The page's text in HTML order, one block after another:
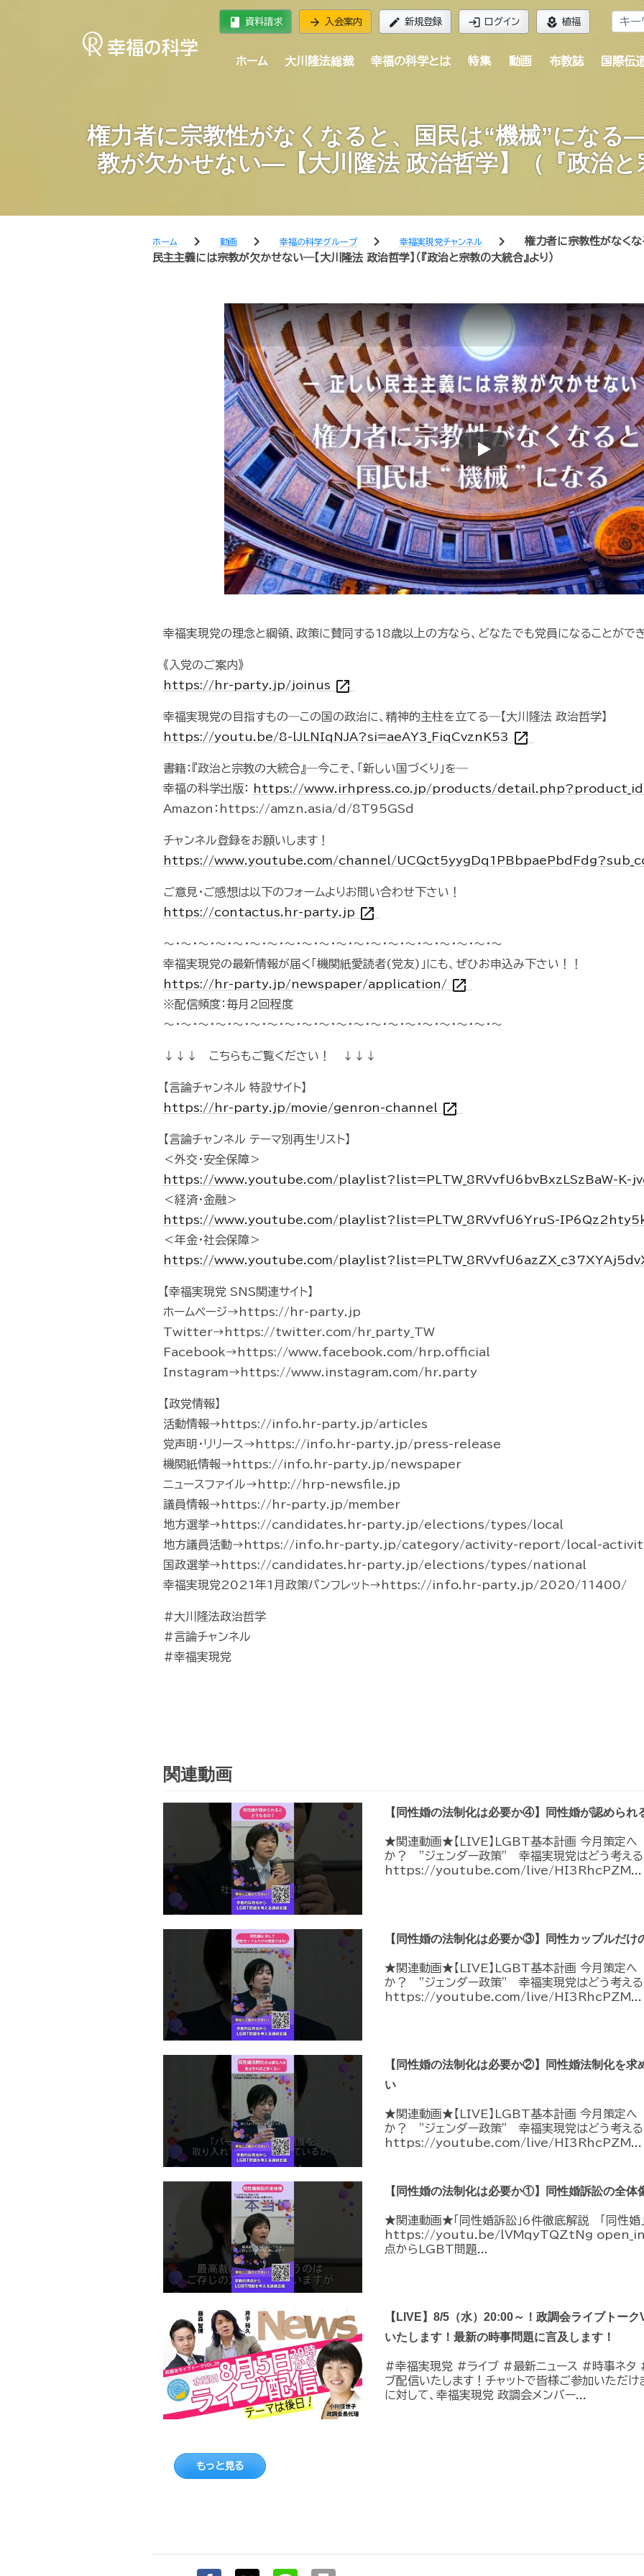
book 資料請求 arrow_forward 入会案内 edit 新規登録 login ログイン local_florist 植福
ホーム 大川隆法総裁 幸福の科学とは 特集 動画 布教誌 国際伝
権力者に宗教性がなくなると、国民は“機械”になる
教が欠かせない―【大川隆法 政治哲学】（『政治
ホーム chevron_right 動画 chevron_right 幸福の科学グループ chevron_right 幸福実現党チャンネル chevron_right
権力者に宗教性がなく
民主主義には宗教が欠かせない―【大川隆法 政治哲学】（『政治と宗教の大統合』より）
Play
幸福実現党の理念と綱領、政策に賛同する18歳以上の方なら、どなたでも党員になることがで
《入党のご案内》
https://hr-party.jp/joinus open_in_new
幸福実現党の目指すもの―この国の政治に、精神的主柱を立てる―【大川隆法 政治哲学】
https://youtu.be/8-lJLNIqNJA?si=aeAY3_FiqCvznK53
open_in_new
書籍：『政治と宗教の大統合』―今こそ、「新しい国づくり」を―
幸福の科学出版：
https://www.irhpress.co.jp/products/
Amazon：https://amzn.asia/d/8T95GSd
チャンネル登録をお願いします！
https://www.youtube.com/channel/
ご意見・ご感想は以下のフォームよりお問い合わせ下さい！
https://contactus.hr-party.jp open_in_new
～・～・～・～・～・～・～・～・～・～・～・～・～・～・～・～・～・～・～・～
幸福実現党の最新情報が届く「機関紙愛読者(党友)」にも、ぜひお申込み下さい！！
https://hr-party.jp/newspaper/application/ open_in_new
※配信頻度：毎月2回程度
～・～・～・～・～・～・～・～・～・～・～・～・～・～・～・～・～・～・～・～
↓↓↓ こちらもご覧ください！ ↓↓↓
【言論チャンネル 特設サイト】
https://hr-party.jp/movie/genron-channel
open_in_new
【言論チャンネル テーマ別再生リスト】
＜外交・安全保障＞
https://www.youtube.com/playlist?list=PLTW_8RVvfU6bvBxzLSzBaW-K-
＜経済・金融＞
https://www.youtube.com/playlist?list=PLTW_8RVvfU6YruS-
＜年金・社会保障＞
https://www.youtube.com/
【幸福実現党 SNS関連サイト】
ホームページ→https://hr-party.jp
Twitter→https://twitter.com/hr_party_TW
Facebook→https://www.facebook.com/hrp.official
Instagram→https://www.instagram.com/hr.party
【政党情報】
活動情報→https://info.hr-party.jp/articles
党声明・リリース→https://info.hr-party.jp/press-release
機関紙情報→https://info.hr-party.jp/newspaper
ニュースファイル→http://hrp-newsfile.jp
議員情報→https://hr-party.jp/member
地方選挙→https://candidates.hr-party.jp/elections/types/local
地方議員活動→https://info.hr-party.jp/category/activity-report/local-
国政選挙→https://candidates.hr-party.jp/elections/types/national
幸福実現党2021年1月政策パンフレット→https://info.hr-party.jp/2020/11400/
#大川隆法政治哲学
#言論チャンネル
#幸福実現党
関連動画
【同性婚の法制化は必要か④】同性婚が認められ
★関連動画★【LIVE】LGBT基本計画 今月策定
か？ ”ジェンダー政策” 幸福実現党はどう考え
https://youtube.com/live/HI3RhcPZM...
【同性婚の法制化は必要か③】同性カップルだけ
★関連動画★【LIVE】LGBT基本計画 今月策定
か？ ”ジェンダー政策” 幸福実現党はどう考え
https://youtube.com/live/HI3RhcPZM...
【同性婚の法制化は必要か②】同性婚法制化を求
い
★関連動画★【LIVE】LGBT基本計画 今月策定
か？ ”ジェンダー政策” 幸福実現党はどう考え
https://youtube.com/live/HI3RhcPZM...
【同性婚の法制化は必要か①】同性婚訴訟の全体
★関連動画★「同性婚訴訟」6件徹底解説 「同性婚
https://youtu.be/lVMqyTQZtNg
点からLGBT問題...
【LIVE】8/5（水）20:00～！政調会ライブトー
いたします！最新の時事問題に言及します！
#幸福実現党 #ライブ #最新ニュース #時事ネタ
ブ配信いたします！チャットで皆様ご参加いただ
に対して、幸福実現党 政調会メンバー...
もっと見る